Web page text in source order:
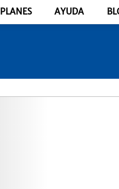
PLANES AYUDA